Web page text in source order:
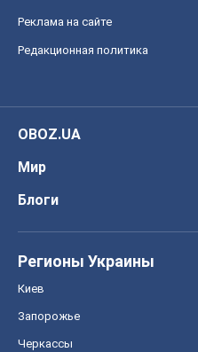
Реклама на сайте
Редакционная политика
OBOZ.UA
Мир
Блоги
Регионы Украины
Киев
Запорожье
Черкассы